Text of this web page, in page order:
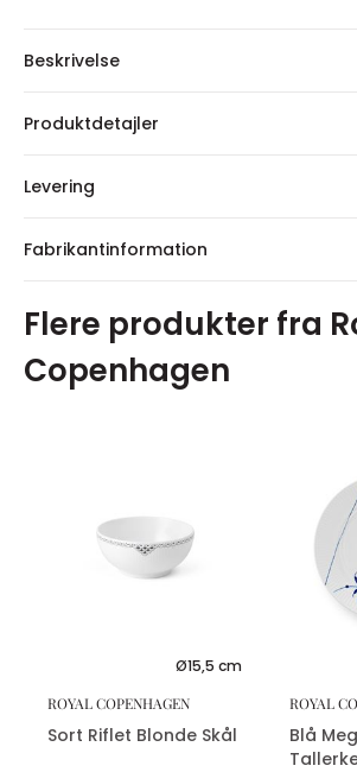
Beskrivelse
Produktdetajler
Levering
Fabrikantinformation
Flere produkter fra
Copenhagen
Ø15,5 cm
ROYAL COPENHAGEN
Sort Riflet Blonde Skål
ROYAL
Blå